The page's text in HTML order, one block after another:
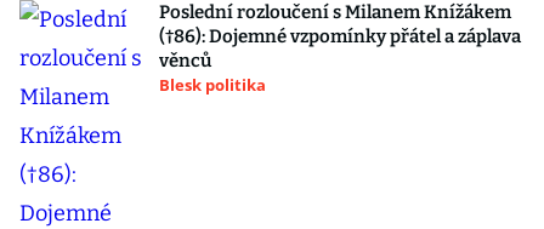
Poslední rozloučení s Milanem Knížákem
(†86): Dojemné vzpomínky přátel a záplava
věnců
Blesk politika